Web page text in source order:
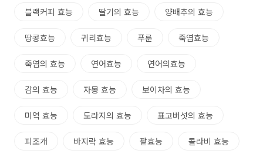
블랙커피 효능 딸기의 효능 양배추의 효능
땅콩효능 귀리효능 푸룬 죽염효능
죽염의 효능 연어효능 연어의효능
감의 효능 자몽 효능 보이차의 효능
미역 효능 도라지의 효능 표고버섯의 효능
피조개 바지락 효능 팥효능 콜라비 효능